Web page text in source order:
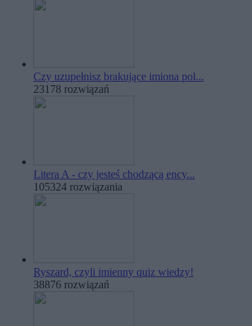
Czy uzupełnisz brakujące imiona pol...
23178 rozwiązań
Litera A - czy jesteś chodzącą ency...
105324 rozwiązania
Ryszard, czyli imienny quiz wiedzy!
38876 rozwiązań